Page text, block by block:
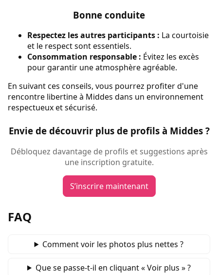
Bonne conduite
Respectez les autres participants : La courtoisie
et le respect sont essentiels.
Consommation responsable : Évitez les excès
pour garantir une atmosphère agréable.
En suivant ces conseils, vous pourrez profiter d'une
rencontre libertine à Middes dans un environnement
respectueux et sécurisé.
Envie de découvrir plus de profils à Middes ?
Débloquez davantage de profils et suggestions après
une inscription gratuite.
S’inscrire maintenant
FAQ
Comment voir les photos plus nettes ?
Que se passe‑t‑il en cliquant « Voir plus » ?